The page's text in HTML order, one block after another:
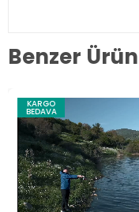
Benzer
KARGO
BEDAVA